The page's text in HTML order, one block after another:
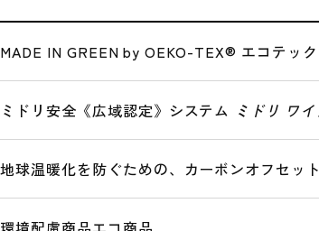
MADE IN GREEN by OEKO-TEX® エコテッ
ミドリ安全《広域認定》システム ミドリ ワ
地球温暖化を防ぐための、カーボンオフセット
これは繊維業界のサステナブルな取り組みへ
なっているOEKO-TEX®（エコテックス®）認
この「MADE IN GREEN by OEKO-TEX®」
いる東レのペンファブリックの工場で生産し
で縫製、更に有害物質が全く入っていない材
工場を確認できる、サプライチェーンの地
プレスリリース（PDF：約686KB）